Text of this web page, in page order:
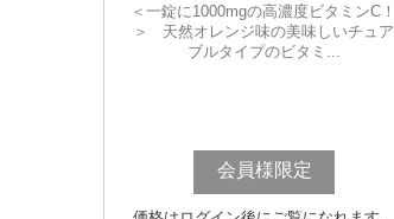
＜一錠に1000mgの高濃度ビタミンC！
＞ 天然オレンジ味の美味しいチュア
ブルタイプのビタミ...
会員様限定